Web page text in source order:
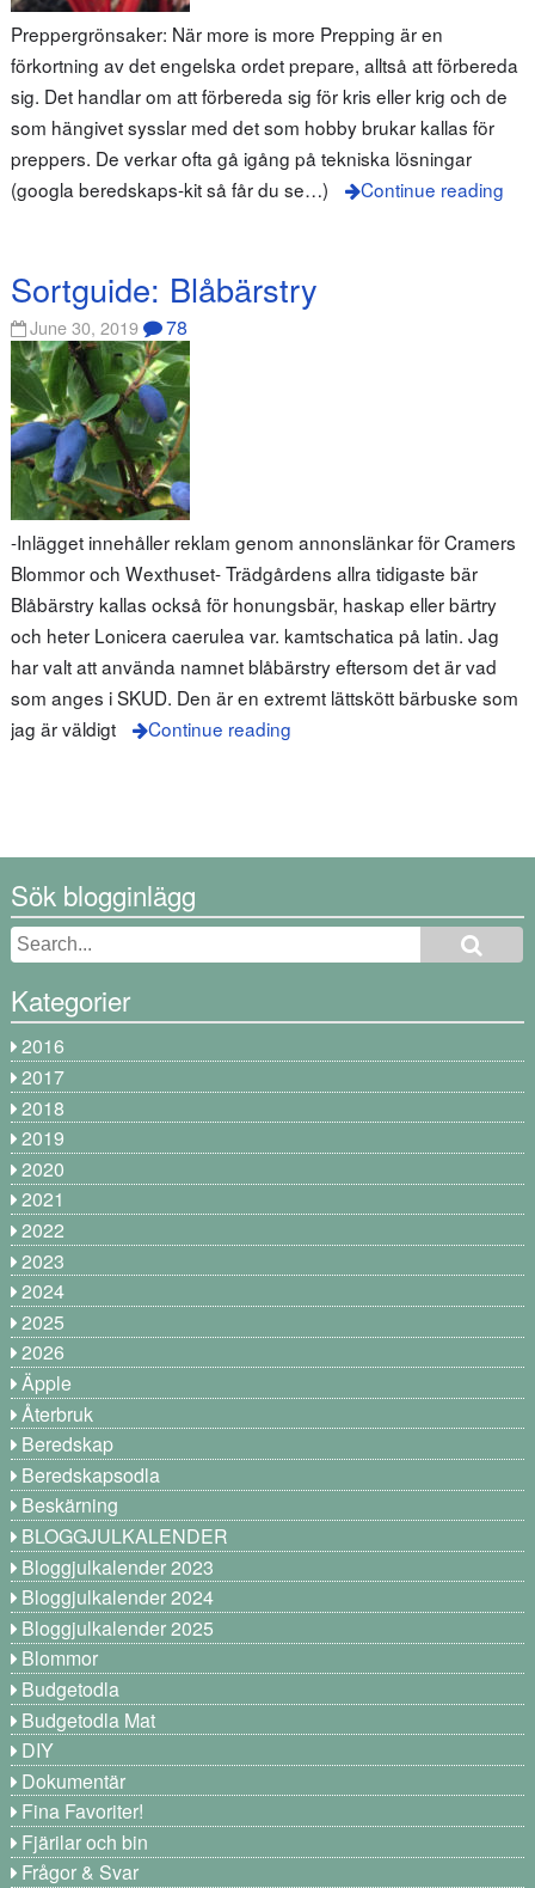
Preppergrönsaker: När more is more Prepping är en
förkortning av det engelska ordet prepare, alltså att förbereda
sig. Det handlar om att förbereda sig för kris eller krig och de
som hängivet sysslar med det som hobby brukar kallas för
preppers. De verkar ofta gå igång på tekniska lösningar
(googla beredskaps-kit så får du se…)
Continue reading
Sortguide: Blåbärstry
June 30, 2019 78
-Inlägget innehåller reklam genom annonslänkar för Cramers
Blommor och Wexthuset- Trädgårdens allra tidigaste bär
Blåbärstry kallas också för honungsbär, haskap eller bärtry
och heter Lonicera caerulea var. kamtschatica på latin. Jag
har valt att använda namnet blåbärstry eftersom det är vad
som anges i SKUD. Den är en extremt lättskött bärbuske som
jag är väldigt
Continue reading
Sök blogginlägg
Kategorier
2016
2017
2018
2019
2020
2021
2022
2023
2024
2025
2026
Äpple
Återbruk
Beredskap
Beredskapsodla
Beskärning
BLOGGJULKALENDER
Bloggjulkalender 2023
Bloggjulkalender 2024
Bloggjulkalender 2025
Blommor
Budgetodla
Budgetodla Mat
DIY
Dokumentär
Fina Favoriter!
Fjärilar och bin
Frågor & Svar